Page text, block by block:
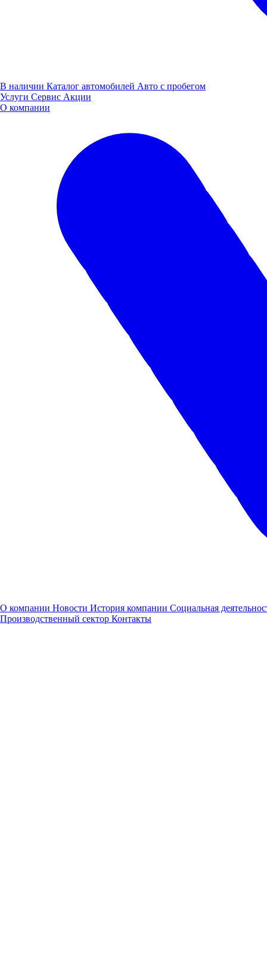
В наличии Каталог автомобилей Авто с пробегом
Услуги Сервис Акции
О компании
О компании Новости История компании Социальная
Производственный сектор Контакты